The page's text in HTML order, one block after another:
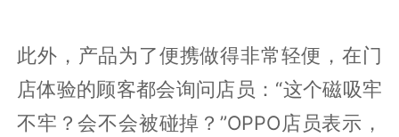
此外，产品为了便携做得非常轻便，在门
店体验的顾客都会询问店员：“这个磁吸牢
不牢？会不会被碰掉？”OPPO店员表示，